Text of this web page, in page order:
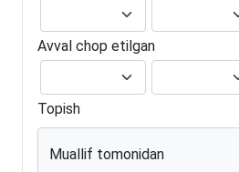
Avval chop etilgan
Topish
Muallif tomonidan